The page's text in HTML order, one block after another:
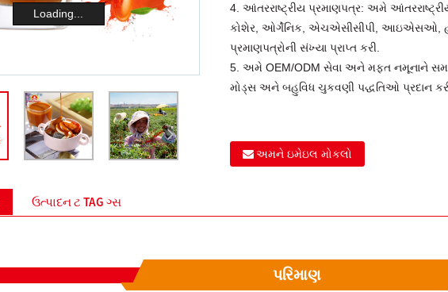
Loading...
4. આંતરરાષ્ટ્રીય પ્રમાણપત્ર: અમે
કોશેર, ઓર્ગેનિક, એચએસીસીપી, આઇએસઓ,
પ્રમાણપત્રોની સંખ્યા પ્રાપ્ત કરી.
5. અમે OEM/ODM સેવા અને મફત નમૂનાને
મોડ્સ અને બહુવિધ ચુકવણી પદ્ધતિઓ પ્રદાન
અમને ઇમેઇલ મોકલો
ઉત્પાદન ટ TAG ગ્સ
પરિમાણ